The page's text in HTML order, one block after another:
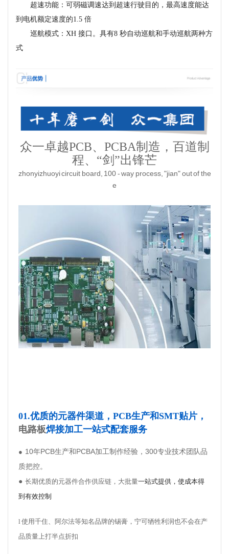
超速功能：可弱磁调速达到超速行驶目的，最高速度能达
到电机额定速度的1.5 倍
巡航模式：XH 接口。具有8 秒自动巡航和手动巡航两种方
式
众一卓越PCB、PCBA制造，百道制
程、“剑”出锋芒
zhonyizhuoyi circuit board, 100 - way process, "jian" out of the
e
01.优质的元器件渠道，PCB生产和SMT贴片，
电路板焊接加工一站式配套服务
● 10年PCB生产和PCBA加工制作经验，300专业技术团队品
质把控。
● 长期优质的元器件合作供应链，大批量一站式提供，使成本得
到有效控制
l 使用千住、阿尔法等知名品牌的锡膏，宁可牺牲利润也不会在产
品质量上打半点折扣